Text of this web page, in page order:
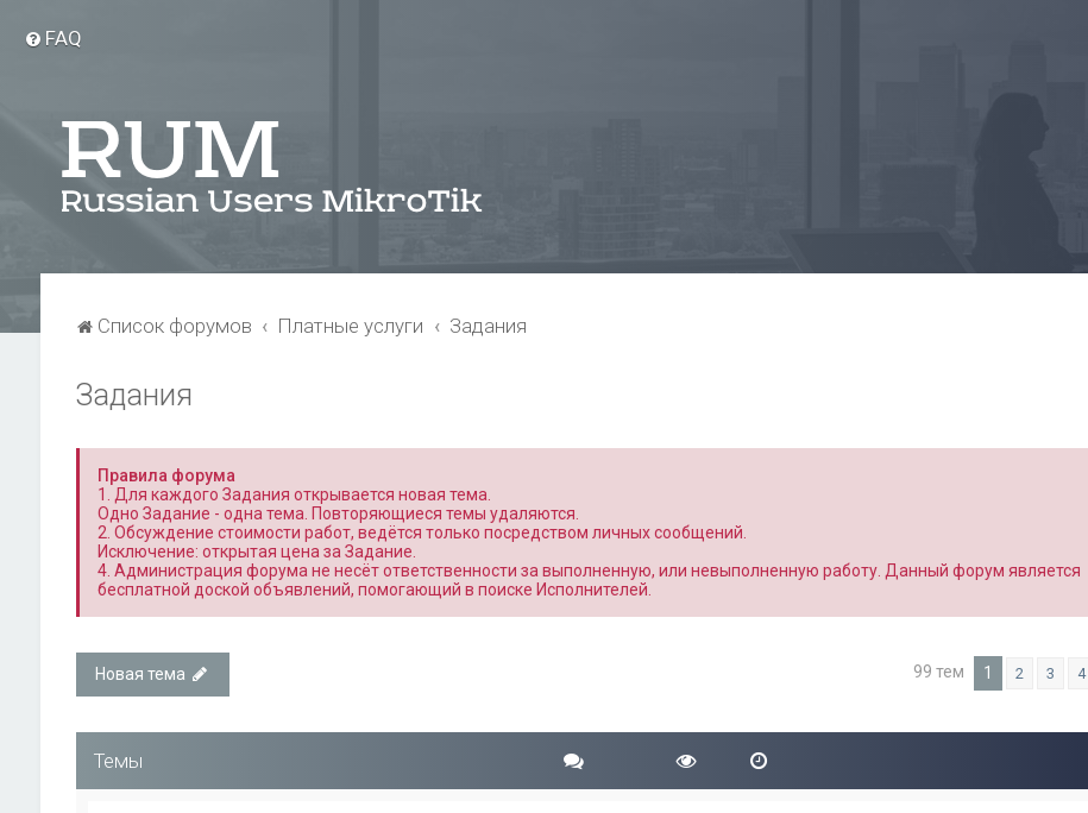
FAQ
Список форумов Платные услуги Задания
Задания
Правила форума
1. Для каждого Задания открывается новая тема.
Одно Задание - одна тема. Повторяющиеся темы удаляются.
2. Обсуждение стоимости работ, ведётся только посредством личных сообщений.
Исключение: открытая цена за Задание.
4. Администрация форума не несёт ответственности за выполненную, или невыполненную работу. Данный форум является
бесплатной доской объявлений, помогающий в поиске Исполнителей.
Новая тема 99 тем 1 2 3 4
Темы